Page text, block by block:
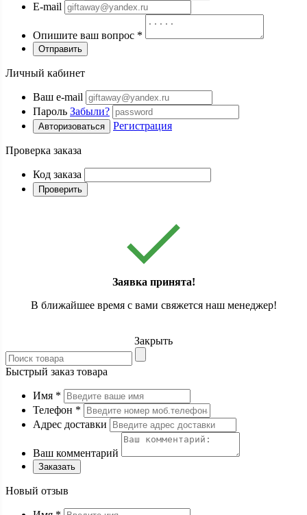
E-mail
Опишите ваш вопрос *
Отправить
Личный кабинет
Ваш e-mail
Пароль Забыли?
Авторизоваться Регистрация
Проверка заказа
Код заказа
Проверить
Заявка принята!
В ближайшее время с вами свяжется наш менеджер!
Закрыть
Быстрый заказ товара
Имя *
Телефон *
Адрес доставки
Ваш комментарий
Заказать
Новый отзыв